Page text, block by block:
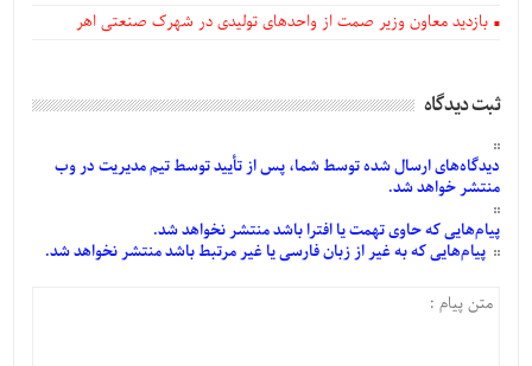
بازدید معاون وزیر صمت از واحدهای تولیدی در شهرک صنعتی اهر
ثبت دیدگاه
دیدگاه‌هایارسالشدهتوسط شما، پس ازتأییدتوسط تیم مدیریت در وب
منتشر خواهد شد.
پیام‌هاییکه حاوی تهمت یا افترا باشد منتشر نخواهد شد.
پیام‌هاییکه به غیر از زبان فارسی یا غیر مرتبط باشد منتشر نخواهد شد.